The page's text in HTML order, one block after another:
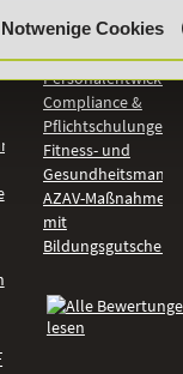
Notwenige Cookies
Kommunikation
und Coaching
Management und
Compliance &
Pflichtschulungen
Fitness- und
AZAV-Maßnahmen
mit
Bildungsgutschein
DeLSt -